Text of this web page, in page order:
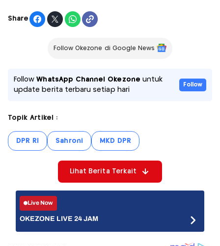
Share
Follow Okezone di Google News
FollowWhatsApp Channel Okezone untuk
update berita terbaru setiap hari
Follow
Topik Artikel :
DPR RI Sahroni MKD DPR
Lihat Berita Terkait
Live Now
OKEZONE LIVE 24 JAM